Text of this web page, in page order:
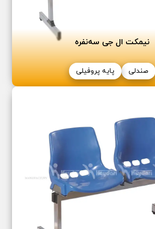
نیمکت ال جی سه‌نفره
صندلی پایه پروفیلی